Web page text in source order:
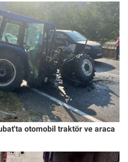
otomobil traktör ve araca